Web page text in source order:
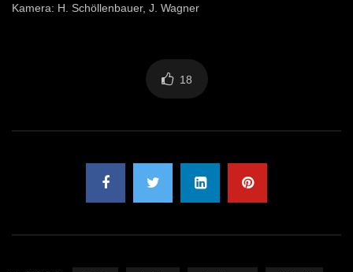
Kamera: H. Schöllenbauer, J. Wagner
18